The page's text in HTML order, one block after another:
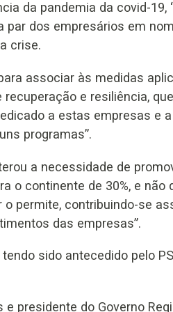
da pandemia da covid-19,
par dos empresários em
crise.
associar às medidas
recuperação e resiliência,
a estas empresas e
programas”.
a necessidade de
o continente de 30%, e não
permite, contribuindo-se
das empresas”.
sido antecedido pelo
presidente do Governo